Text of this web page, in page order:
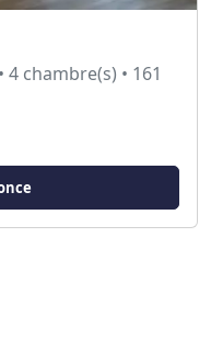
4 chambre(s) • 161